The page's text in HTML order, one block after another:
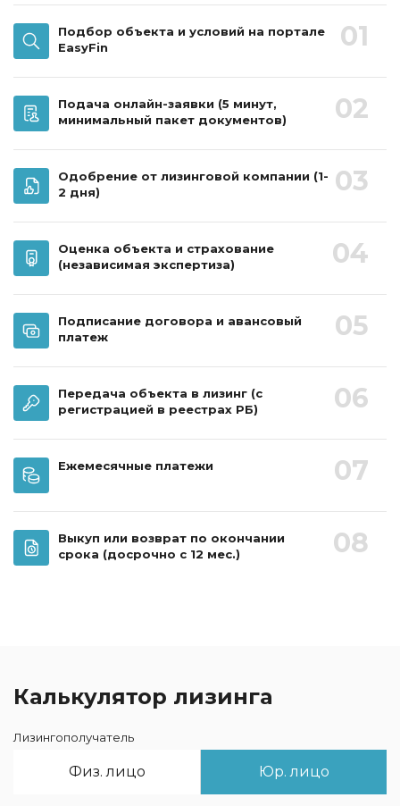
01
Подбор объекта и условий на портале
EasyFin
02
Подача онлайн-заявки (5 минут,
минимальный пакет документов)
03
Одобрение от лизинговой компании (1-
2 дня)
04
Оценка объекта и страхование
(независимая экспертиза)
05
Подписание договора и авансовый
платеж
06
Передача объекта в лизинг (с
регистрацией в реестрах РБ)
07
Ежемесячные платежи
08
Выкуп или возврат по окончании
срока (досрочно с 12 мес.)
Калькулятор лизинга
Лизингополучатель
Физ. лицо Юр. лицо